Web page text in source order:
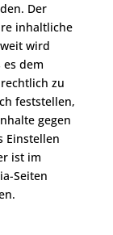
Der
inhaltliche
wird
dem
zu
feststellen,
gegen
Einstellen
ist im
Seiten